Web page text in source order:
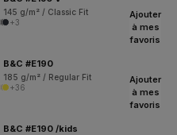
145 g/m² / Classic Fit
+3
Ajouter
à mes
favoris
B&C #E190
185 g/m² / Regular Fit
+36
Ajouter
à mes
favoris
B&C #E190 /kids